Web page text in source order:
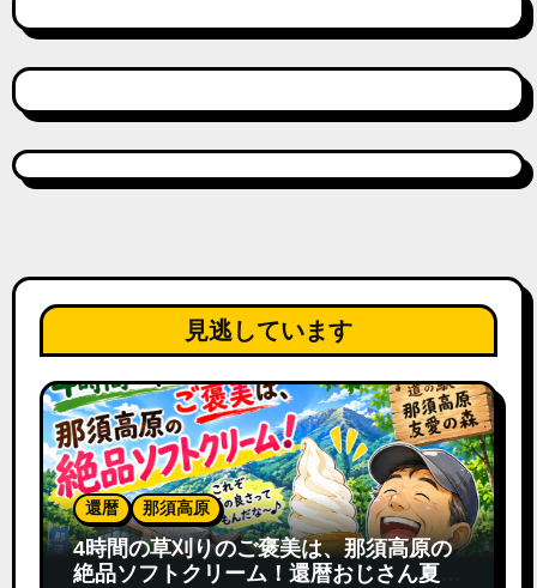
見逃しています
還暦 那須高原
4時間の草刈りのご褒美は、那須高原の
絶品ソフトクリーム！還暦おじさん夏の